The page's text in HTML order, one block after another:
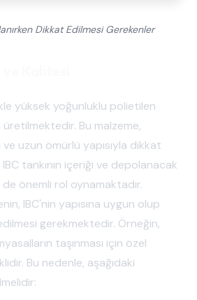
Dikkat Edilmesi Gerekenler
yüksek yoğunluklu polietilen
üretilmektedir. Bu malzeme,
ve uzun ömürlü yapısıyla dikkat
tankının içeriği ve depolanacak
önemli rol oynamaktadır.
IBC'nin yapısına uygun olup
gerekmektedir. Örneğin,
taşınması için özel
Bu nedenle, aşağıdaki